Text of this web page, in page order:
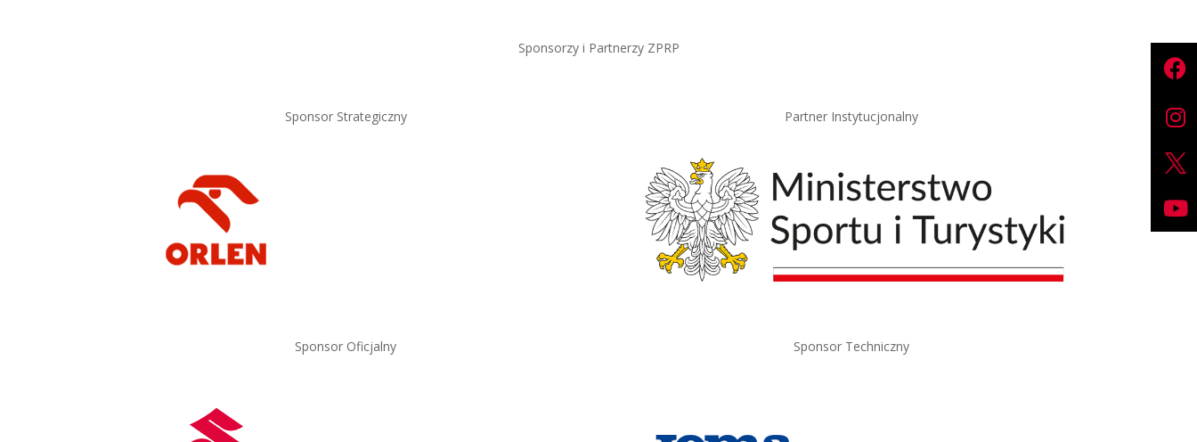
Sponsorzy i Partnerzy ZPRP
Sponsor Strategiczny Partner Instytucjonalny
Sponsor Oficjalny Sponsor Techniczny